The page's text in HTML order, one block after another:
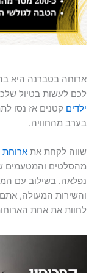
ארוחה בטברנה היא
לכם לעשות בטיול
ילדים קטנים אז נסו
בערב מהחוויה.
שווה לקחת את
מהסלטים והמטעמים
נפלאה. בשילוב עם
והשירות המעולה,
לחוות את אחת